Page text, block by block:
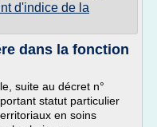
d'indice de la
dans la fonction
suite au décret n°
statut particulier
en soins